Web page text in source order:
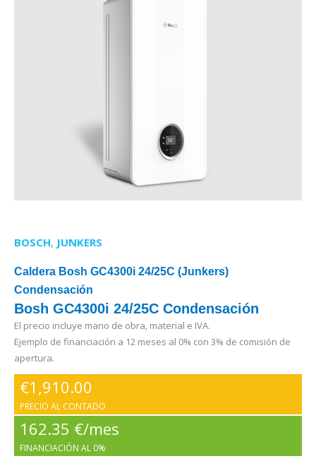
BOSCH, JUNKERS
Caldera Bosh GC4300i 24/25C (Junkers)
Condensación
Bosh GC4300i 24/25C Condensación
El precio incluye mano de obra, material e IVA.
Ejemplo de financiación a 12 meses al 0% con 3% de comisión de
apertura.
€1,910.00
PRECIO AL CONTADO
162.35 €/mes
FINANCIACIÓN AL 0%